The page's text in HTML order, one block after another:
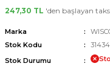
247,30 TL 'den başlayan
Marka
Stok Kodu
Stok Durumu